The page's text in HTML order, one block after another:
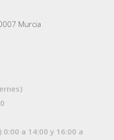
Murcia
0:00 a 14:00 y 16:00 a